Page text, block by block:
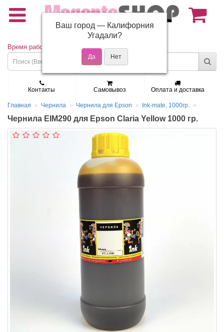
(495) 150-01-37
Время работы: Пн - Пт 9:30 - 19:00
Контакты Самовывоз Оплата и доставка
Главная Чернила Чернила для Epson Ink-mate, 1000гр.
Чернила EIM290 для Epson Claria Yellow 1000 гр.
Ваш город — Калифорния
Угадали?